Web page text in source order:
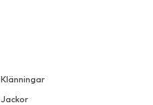
Klänningar
Jackor